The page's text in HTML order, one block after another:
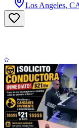
Los Angeles,